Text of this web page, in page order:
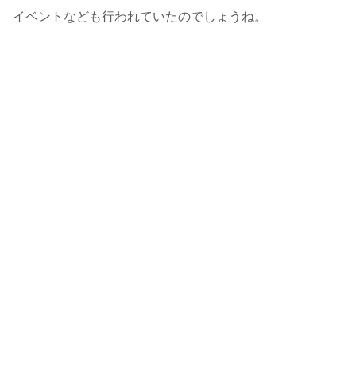
イベントなども行われていたのでしょうね。